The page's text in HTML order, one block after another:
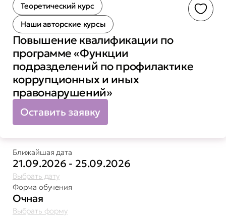
Теоретический курс
Наши авторские курсы
Повышение квалификации по
программе «Функции
подразделений по профилактике
коррупционных и иных
правонарушений»
Оставить заявку
Ближайшая дата
21.09.2026 - 25.09.2026
Выбрать дату
Форма обучения
Очная
Выбрать форму